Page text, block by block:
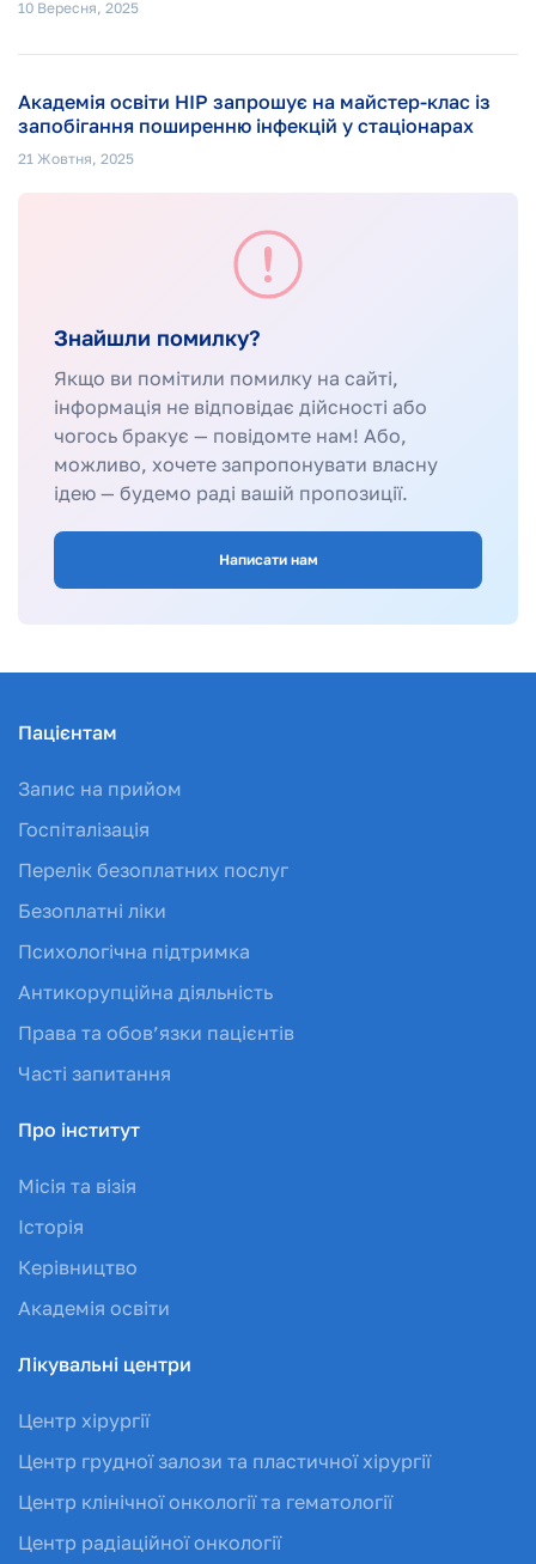
10 Вересня, 2025
Академія освіти НІР запрошує на майстер-клас із
запобігання поширенню інфекцій у стаціонарах
21 Жовтня, 2025
Знайшли помилку?
Якщо ви помітили помилку на сайті,
інформація не відповідає дійсності або
чогось бракує — повідомте нам! Або,
можливо, хочете запропонувати власну
ідею — будемо раді вашій пропозиції.
Написати нам
Пацієнтам
Запис на прийом
Госпіталізація
Перелік безоплатних послуг
Безоплатні ліки
Психологічна підтримка
Антикорупційна діяльність
Права та обов’язки пацієнтів
Часті запитання
Про інститут
Місія та візія
Історія
Керівництво
Академія освіти
Лікувальні центри
Центр хірургії
Центр грудної залози та пластичної хірургії
Центр клінічної онкології та гематології
Центр радіаційної онкології